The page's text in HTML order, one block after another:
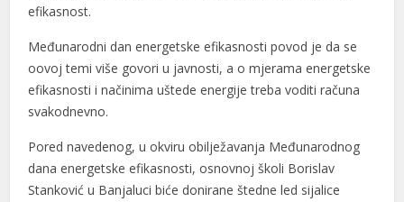
efikasnost.
Međunarodni dan energetske efikasnosti povod je da se
oovoj temi više govori u javnosti, a o mjerama energetske
efikasnosti i načinima uštede energije treba voditi računa
svakodnevno.
Pored navedenog, u okviru obilježavanja Međunarodnog
dana energetske efikasnosti, osnovnoj školi Borislav
Stanković u Banjaluci biće donirane štedne led sijalice